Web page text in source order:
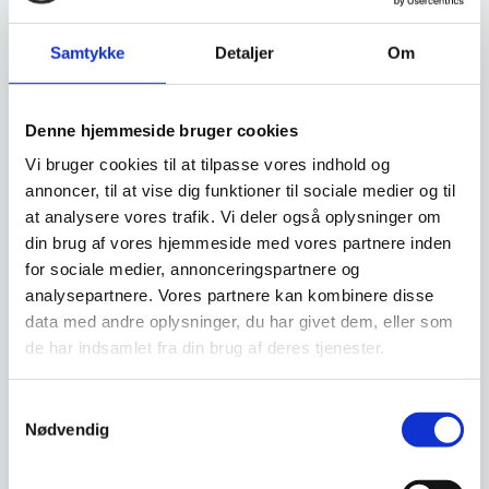
Samtykke Detaljer Om
Denne hjemmeside bruger cookies
Vi bruger cookies til at tilpasse vores indhold og
annoncer, til at vise dig funktioner til sociale medier og til
at analysere vores trafik. Vi deler også oplysninger om
din brug af vores hjemmeside med vores partnere inden
for sociale medier, annonceringspartnere og
analysepartnere. Vores partnere kan kombinere disse
data med andre oplysninger, du har givet dem, eller som
de har indsamlet fra din brug af deres tjenester.
Nødvendig
Leveringsmetode
Har du spørgsmål til varen? Klik her
Vi prismatcher - Klik her
Relaterede varer